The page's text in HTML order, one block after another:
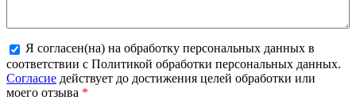
Более подробная информация о текстовых
форматах
Я согласен(на) на обработку персональных данных в
соответствии с Политикой обработки персональных данных.
Согласие действует до достижения целей обработки или
моего отзыва *